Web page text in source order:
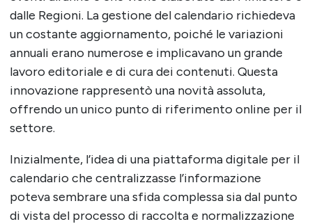
dalle Regioni. La gestione del calendario richiedeva
un costante aggiornamento, poiché le variazioni
annuali erano numerose e implicavano un grande
lavoro editoriale e di cura dei contenuti. Questa
innovazione rappresentò una novità assoluta,
offrendo un unico punto di riferimento online per il
settore.
Inizialmente, l’idea di una piattaforma digitale per il
calendario che centralizzasse l’informazione
poteva sembrare una sfida complessa sia dal punto
di vista del processo di raccolta e normalizzazione